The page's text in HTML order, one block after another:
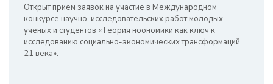
Открыт прием заявок на участие в Международном
конкурсе научно-исследовательских работ молодых
ученых и студентов «Теория ноономики как ключ к
исследованию социально-экономических трансформаций
21 века».